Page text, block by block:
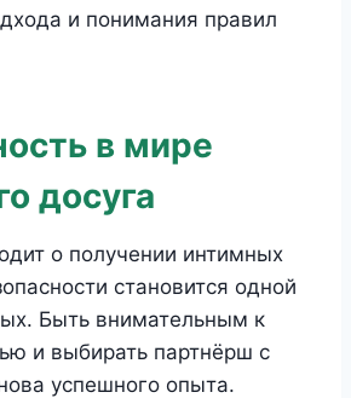
и понимания правил
в мире
досуга
о получении интимных
становится одной
Быть внимательным к
и выбирать партнёрш с
успешного опыта.